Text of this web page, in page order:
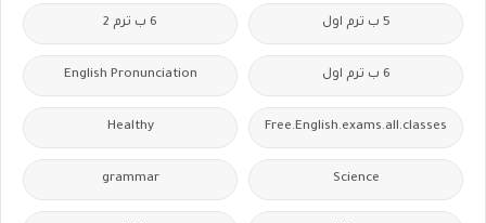
5 ب ترم اول 6 ب ترم 2
6 ب ترم اول English Pronunciation
Free.English.exams.all.classes
Healthy
Science
grammar